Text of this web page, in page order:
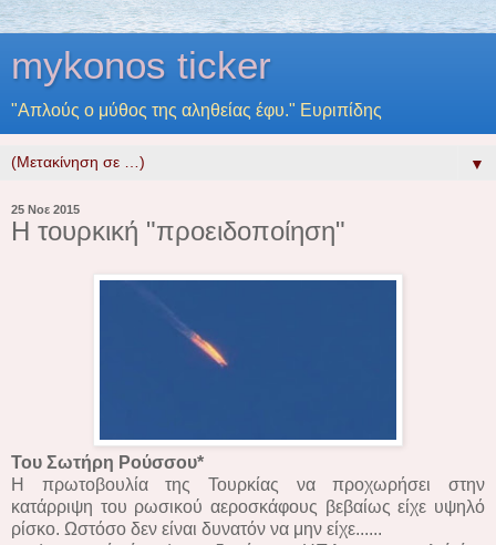
mykonos ticker
"Απλούς ο μύθος της αληθείας έφυ." Ευριπίδης
▼
25 Νοε 2015
Η τουρκική "προειδοποίηση"
Του Σωτήρη Ρούσσου*
Η πρωτοβουλία της Τουρκίας να προχωρήσει στην
κατάρριψη του ρωσικού αεροσκάφους βεβαίως είχε υψηλό
ρίσκο. Ωστόσο δεν είναι δυνατόν να μην είχε......